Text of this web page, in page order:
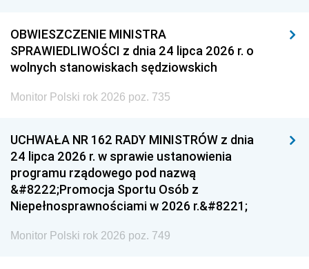
OBWIESZCZENIE MINISTRA
SPRAWIEDLIWOŚCI z dnia 24 lipca 2026 r. o
wolnych stanowiskach sędziowskich
Monitor Polski rok 2026 poz. 735
UCHWAŁA NR 162 RADY MINISTRÓW z dnia
24 lipca 2026 r. w sprawie ustanowienia
programu rządowego pod nazwą
&#8222;Promocja Sportu Osób z
Niepełnosprawnościami w 2026 r.&#8221;
Monitor Polski rok 2026 poz. 749